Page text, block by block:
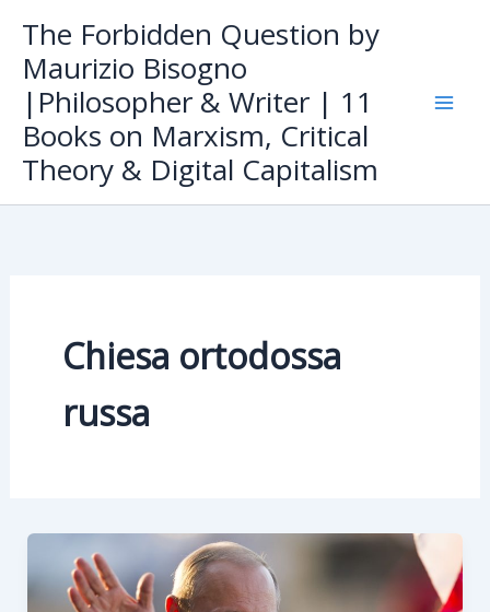
content
The Forbidden Question by
Maurizio Bisogno
|Philosopher & Writer | 11
Books on Marxism, Critical
Theory & Digital Capitalism
Chiesa ortodossa
russa